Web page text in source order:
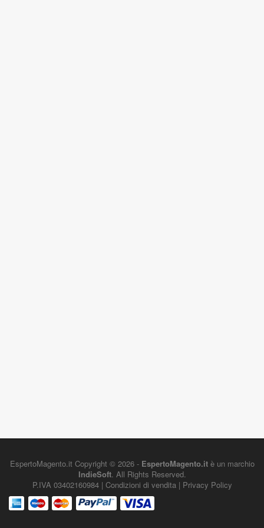
EspertoMagento.it Copyright © 2026 - EspertoMagento.itè un marchio
IndieSoft. All Rights Reserved.
P.IVA 03402160984 | Condizioni di vendita| Privacy Policy